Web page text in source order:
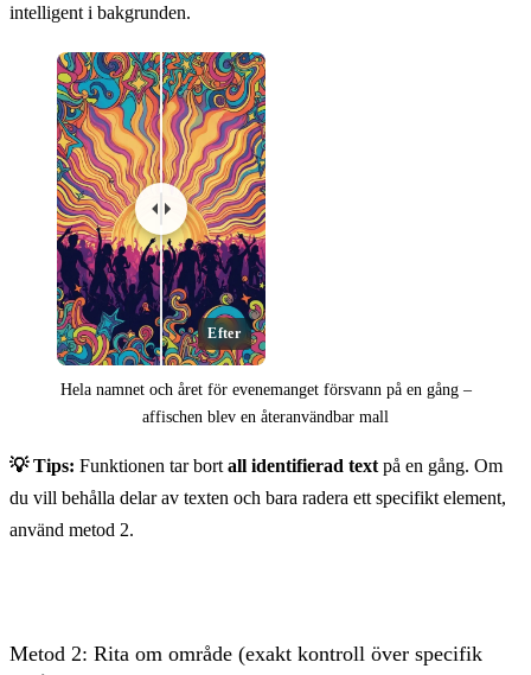
intelligent i bakgrunden.
Efter
Hela namnet och året för evenemanget försvann på en gång –
affischen blev en återanvändbar mall
💡 Tips: Funktionen tar bort all identifierad text på en gång. Om
du vill behålla delar av texten och bara radera ett specifikt element,
använd metod 2.
Metod 2: Rita om område (exakt kontroll över specifik